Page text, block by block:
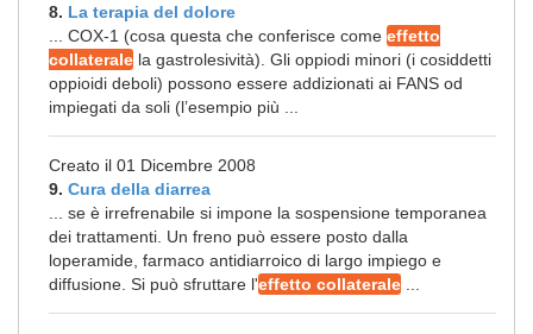
8. La terapia del dolore
... COX-1 (cosa questa che conferisce come effetto
collaterale la gastrolesività). Gli oppiodi minori (i cosiddetti
oppioidi deboli) possono essere addizionati ai FANS od
impiegati da soli (l’esempio più ...
Creato il 01 Dicembre 2008
9. Cura della diarrea
... se è irrefrenabile si impone la sospensione temporanea
dei trattamenti. Un freno può essere posto dalla
loperamide, farmaco antidiarroico di largo impiego e
diffusione. Si può sfruttare l'effetto collaterale